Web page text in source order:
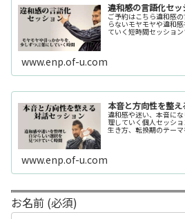
違和感の言語化セッ
ご予約はこちら違和感
らないモヤモヤや違和
ていく短時間セッショ
www.enp.of-u.com
本音と方向性を整
違和感や迷い、本音に
理していく個人セッショ
生き方、転換期のテー
www.enp.of-u.com
お名前 (必須)